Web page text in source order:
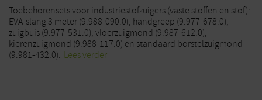
Toebehorensets voor industriestofzuigers (vaste stoffen en stof):
EVA-slang 3 meter (9.988-090.0), handgreep (9.977-678.0),
zuigbuis (9.977-531.0), vloerzuigmond (9.987-612.0),
kierenzuigmond (9.988-117.0) en standaard borstelzuigmond
(9.981-432.0). Lees verder